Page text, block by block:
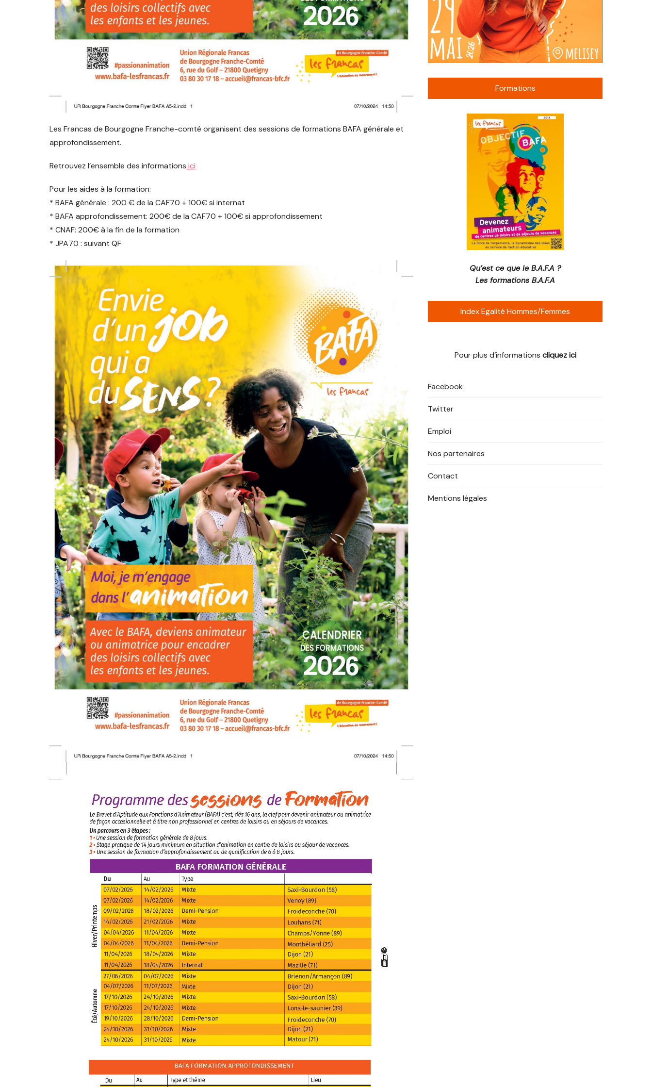
Les Francas de Bourgogne Franche-comté organisent des sessions de formations BAFA générale et
approfondissement.
Retrouvez l’ensemble des informations ici
Pour les aides à la formation:
* BAFA générale : 200 € de la CAF70 + 100€ si internat
* BAFA approfondissement: 200€ de la CAF70 + 100€ si approfondissement
* CNAF: 200€ à la fin de la formation
* JPA70 : suivant QF
Formations
Qu’est ce que le B.A.F.A ?
Les formations B.A.F.A
Index Egalité Hommes/Femmes
Pour plus d’informations cliquez ici
Facebook
Twitter
Emploi
Nos partenaires
Contact
Mentions légales